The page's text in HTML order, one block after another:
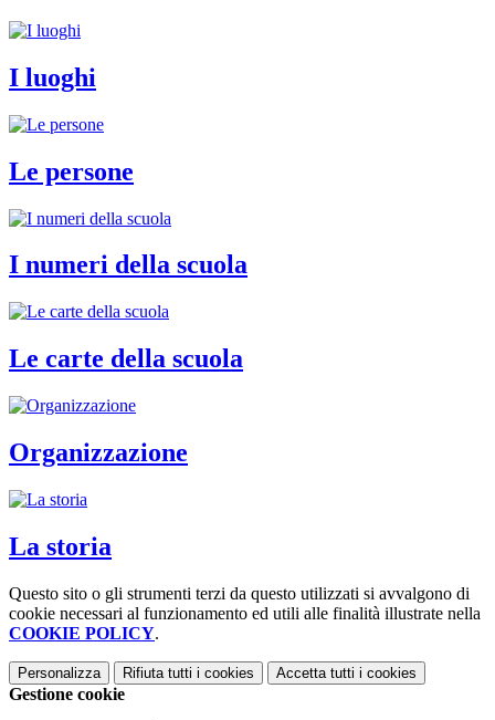
I luoghi
Le persone
I numeri della scuola
Le carte della scuola
Organizzazione
La storia
Questo sito o gli strumenti terzi da questo utilizzati si avvalgono di
cookie necessari al funzionamento ed utili alle finalità illustrate nella
COOKIE POLICY.
Personalizza Rifiuta tutti i cookies Accetta tutti i cookies
Gestione cookie